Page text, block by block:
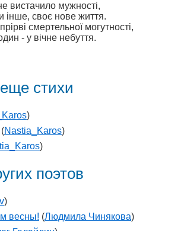
вистачило мужності,
інше, своє нове життя.
смертельної могутності,
- у вічне небуття.
стихи
)
(Nastia_Karos)
)
поэтов
)
весны! (Людмила Чинякова)